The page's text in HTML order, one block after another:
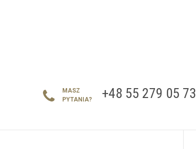
MASZ
PYTANIA?
+48 55 279 05 73